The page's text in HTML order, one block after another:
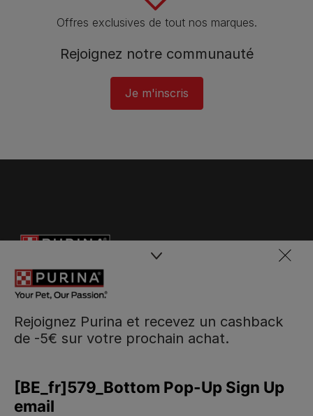
Offres exclusives de tout nos marques.
Rejoignez notre communauté
Je m'inscris
Rejoignez Purina et recevez un cashback
de -5€ sur votre prochain achat.